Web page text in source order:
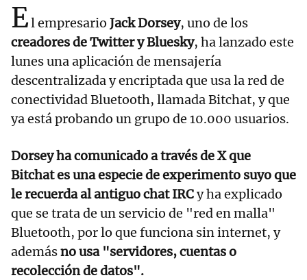
El empresario Jack Dorsey, uno de los
creadores deTwittery Bluesky, ha lanzado este
lunes una aplicación de mensajería
descentralizada y encriptada que usa la red de
conectividad Bluetooth, llamada Bitchat, y que
ya está probando un grupo de 10.000 usuarios.
Dorsey ha comunicado a través de X que
Bitchat es una especie de experimento suyo que
le recuerda al antiguo chat IRCy ha explicado
que se trata de un servicio de "red en malla"
Bluetooth, por lo que funciona sin internet, y
ademásno usa "servidores, cuentas o
recolección de datos".